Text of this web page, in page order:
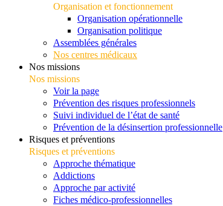
Organisation et fonctionnement
Organisation opérationnelle
Organisation politique
Assemblées générales
Nos centres médicaux
Nos missions
Nos missions
Voir la page
Prévention des risques professionnels
Suivi individuel de l’état de santé
Prévention de la désinsertion professionnelle
Risques et préventions
Risques et préventions
Approche thématique
Addictions
Approche par activité
Fiches médico-professionnelles